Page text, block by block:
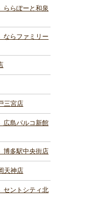
ららぽーと和泉
ならファミリー
三宮店
広島パルコ新館
博多駅中央街店
天神店
セントシティ北